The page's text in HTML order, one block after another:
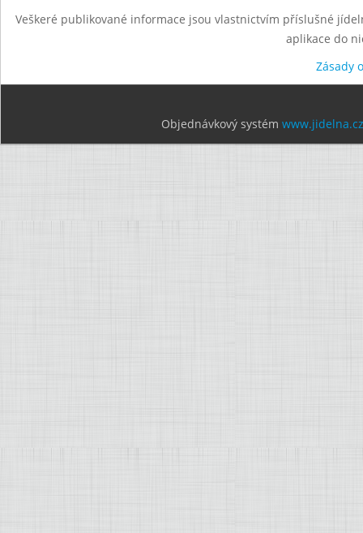
Veškeré publikované informace jsou vlastnictvím příslušné
aplikace do
Zásady
Objednávkový systém www.jidelna.cz